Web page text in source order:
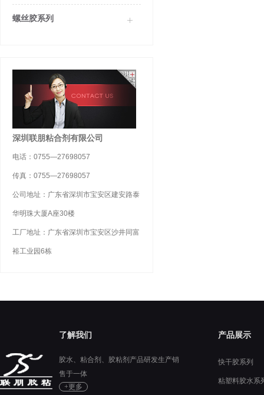
螺丝胶系列
深圳联朋粘合剂有限公司
电话：0755—27698057
传真：0755—27698057
公司地址：广东省深圳市宝安区建安路泰
华明珠大厦A座30楼
工厂地址：广东省深圳市宝安区沙井同富
裕工业园6栋
了解我们
胶水、粘合剂、胶粘剂产品研发生产销
售于一体
+更多
产品展示
快干胶系列
粘塑料胶水系